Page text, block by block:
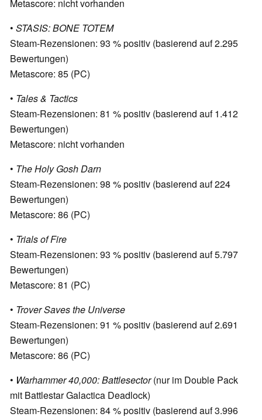
Metascore: nicht vorhanden
• STASIS: BONE TOTEM
Steam-Rezensionen: 93 % positiv (basierend auf 2.295
Bewertungen)
Metascore: 85 (PC)
• Tales & Tactics
Steam-Rezensionen: 81 % positiv (basierend auf 1.412
Bewertungen)
Metascore: nicht vorhanden
• The Holy Gosh Darn
Steam-Rezensionen: 98 % positiv (basierend auf 224
Bewertungen)
Metascore: 86 (PC)
• Trials of Fire
Steam-Rezensionen: 93 % positiv (basierend auf 5.797
Bewertungen)
Metascore: 81 (PC)
• Trover Saves the Universe
Steam-Rezensionen: 91 % positiv (basierend auf 2.691
Bewertungen)
Metascore: 86 (PC)
• Warhammer 40,000: Battlesector(nur im Double Pack
mit Battlestar Galactica Deadlock)
Steam-Rezensionen: 84 % positiv (basierend auf 3.996